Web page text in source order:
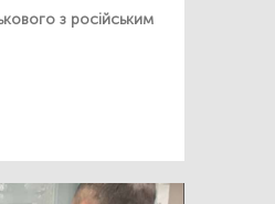
з російським